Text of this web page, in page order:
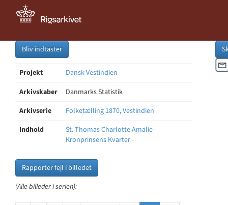
Bliv indtaster
Projekt
Dansk Vestindien
Arkivskaber
Danmarks Statistik
Arkivserie
Folketælling 1870, Vestindien
Indhold
St. Thomas Charlotte Amalie
Kronprinsens Kvarter -
Rapporter fejl i billedet
(Alle billeder i serien):